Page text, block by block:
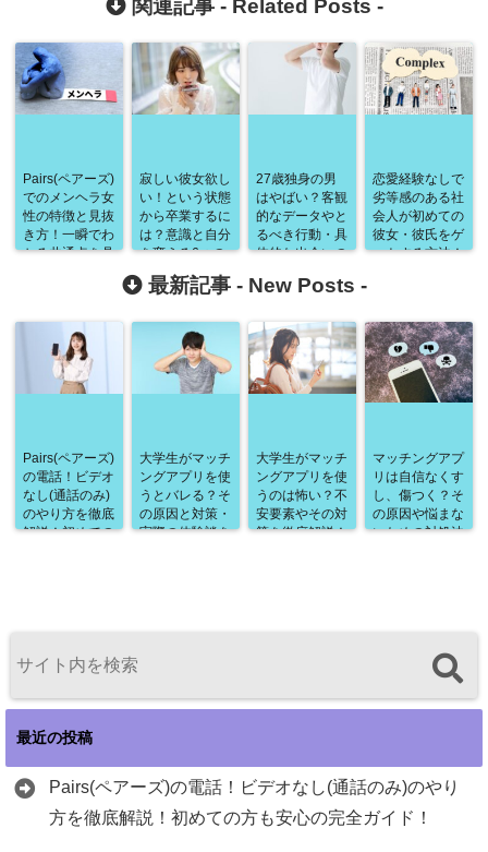
関連記事 - Related Posts -
Pairs(ペアーズ)
でのメンヘラ女
性の特徴と見抜
き方！一瞬でわ
かる共通点を具
寂しい彼女欲し
い！という状態
から卒業するに
は？意識と自分
を変える6つの
行動で独り身か
らおさらば！
27歳独身の男
はやばい？客観
的なデータやと
るべき行動・具
体的な出会いの
説！
恋愛経験なしで
劣等感のある社
会人が初めての
彼女・彼氏をゲ
ットする方法！
プローチ方法ま
で徹底解説！
最新記事 - New Posts -
Pairs(ペアーズ)
の電話！ビデオ
なし(通話のみ)
のやり方を徹底
解説！初めての
大学生がマッチ
ングアプリを使
うとバレる？そ
の原因と対策・
実際の体験談を
大学生がマッチ
ングアプリを使
うのは怖い？不
安要素やその対
策を徹底解説！
マッチングアプ
リは自信なくす
し、傷つく？そ
の原因や悩まな
いための対処法
最近の投稿
Pairs(ペアーズ)の電話！ビデオなし(通話のみ)のやり
方を徹底解説！初めての方も安心の完全ガイド！